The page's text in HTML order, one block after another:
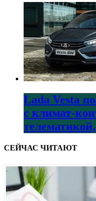
Lada Vesta
с климат-
СЕЙЧАС ЧИТАЮТ